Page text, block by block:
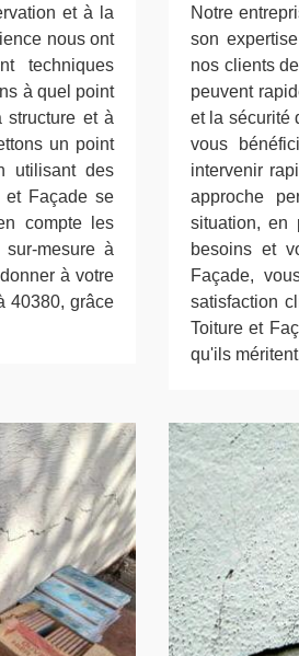
et à la
nous ont
techniques
à quel point
structure et à
un point
utilisant des
et Façade se
compte les
mesure à
à votre
40380, grâce
Notre
son
nos clients
peuvent
et la sécurité
vous
intervenir
approche
situation, en
besoins et
Façade,
satisfaction
Toiture et
qu'ils